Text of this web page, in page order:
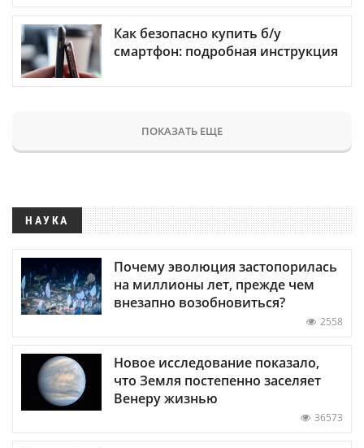
Как безопасно купить б/у
смартфон: подробная инструкция
ПОКАЗАТЬ ЕЩЕ
НАУКА
Почему эволюция застопорилась
на миллионы лет, прежде чем
внезапно возобновиться?
2558
Новое исследование показало,
что Земля постепенно заселяет
Венеру жизнью
36573